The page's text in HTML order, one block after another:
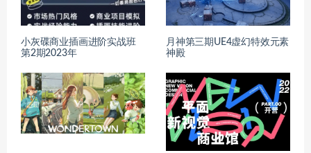
小灰碟商业插画进阶实战班
第2期2023年
月神第三期UE4虚幻特效元素
神殿